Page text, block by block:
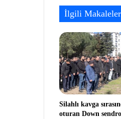
İlgili Makaleler
Silahlı kavga
oturan Down